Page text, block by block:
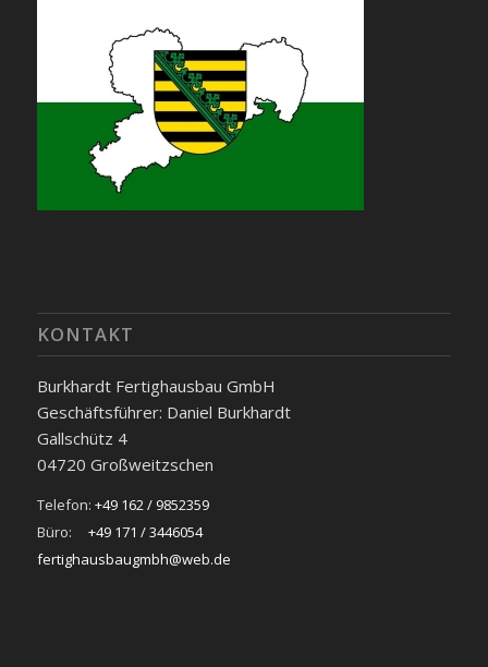
KONTAKT
Burkhardt Fertighausbau GmbH
Geschäftsführer: Daniel Burkhardt
Gallschütz 4
04720 Großweitzschen
Telefon: +49 162 / 9852359
Büro: +49 171 / 3446054
fertighausbaugmbh@web.de